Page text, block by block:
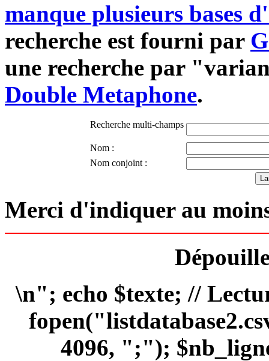
manque plusieurs bases
recherche est fourni par
une recherche par
Double Metaphone.
Recherche multi-champs
Nom :
Nom conjoint :
Merci d'indiquer au
\n"; echo $texte; //
4096, ";");